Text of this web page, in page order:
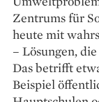
Zentrums für
heute mit
– ­Lösungen,
Das betrifft
Beispiel